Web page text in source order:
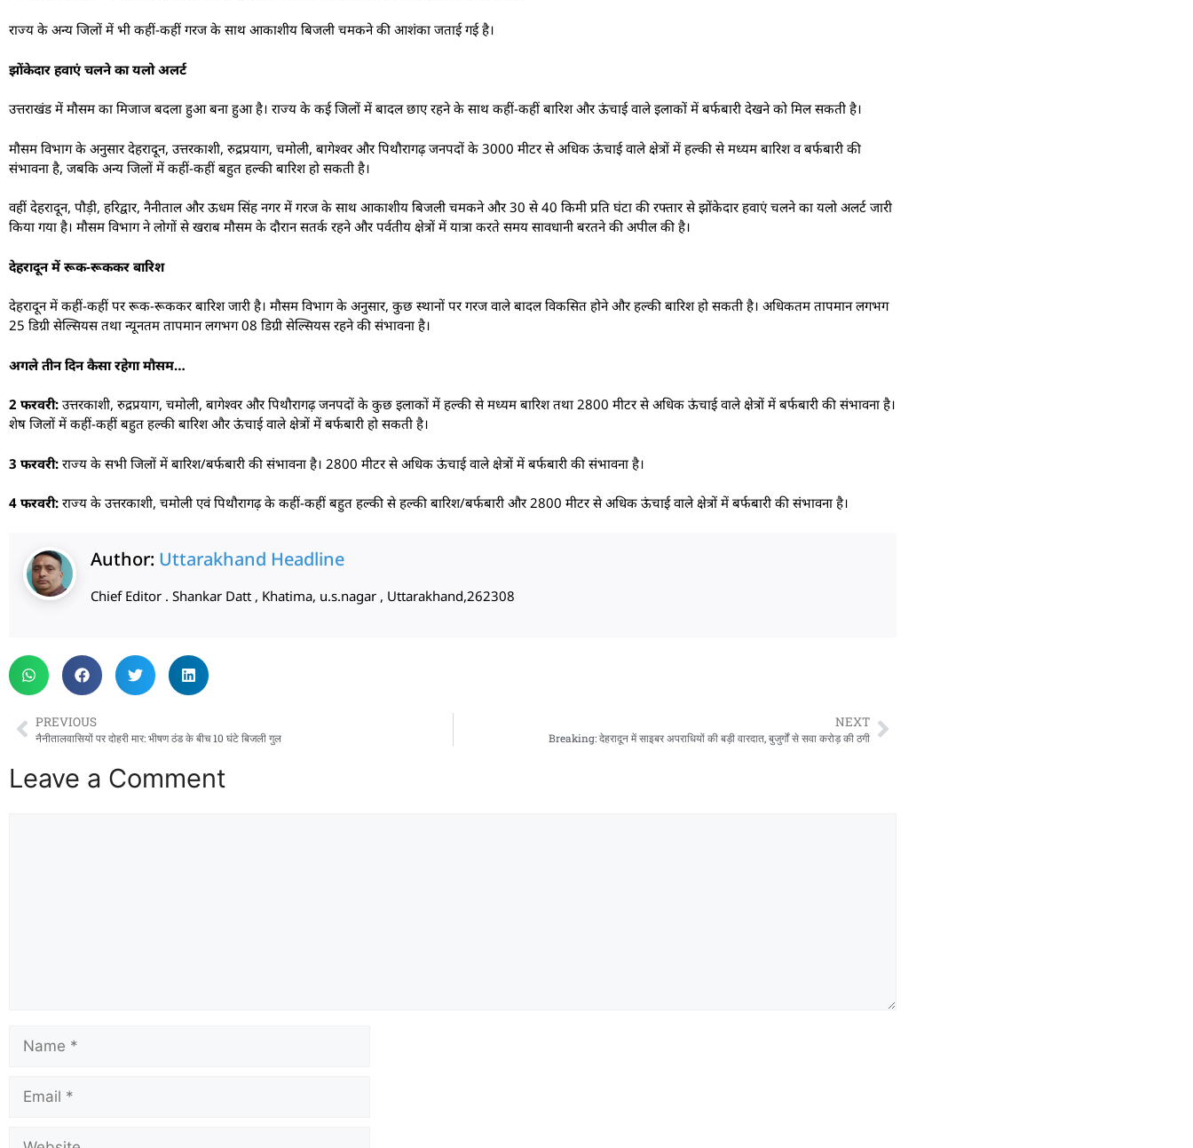
राज्य के अन्य जिलों में भी कहीं-कहीं गरज के साथ आकाशीय बिजली चमकने की आशंका जताई गई है।
झोंकेदार हवाएं चलने का यलो अलर्ट
उत्तराखंड में मौसम का मिजाज बदला हुआ बना हुआ है। राज्य के कई जिलों में बादल छाए रहने के साथ कहीं-कहीं बारिश और ऊंचाई वाले इलाकों में बर्फबारी देखने को मिल सकती है।
मौसम विभाग के अनुसार देहरादून, उत्तरकाशी, रुद्रप्रयाग, चमोली, बागेश्वर और पिथौरागढ़ जनपदों के 3000 मीटर से अधिक ऊंचाई वाले क्षेत्रों में हल्की से मध्यम बारिश व बर्फबारी की
संभावना है, जबकि अन्य जिलों में कहीं-कहीं बहुत हल्की बारिश हो सकती है।
वहीं देहरादून, पौड़ी, हरिद्वार, नैनीताल और ऊधम सिंह नगर में गरज के साथ आकाशीय बिजली चमकने और 30 से 40 किमी प्रति घंटा की रफ्तार से झोंकेदार हवाएं चलने का यलो अलर्ट जारी
किया गया है। मौसम विभाग ने लोगों से खराब मौसम के दौरान सतर्क रहने और पर्वतीय क्षेत्रों में यात्रा करते समय सावधानी बरतने की अपील की है।
देहरादून में रूक-रूककर बारिश
देहरादून में कहीं-कहीं पर रूक-रूककर बारिश जारी है। मौसम विभाग के अनुसार, कुछ स्थानों पर गरज वाले बादल विकसित होने और हल्की बारिश हो सकती है। अधिकतम तापमान लगभग
25 डिग्री सेल्सियस तथा न्यूनतम तापमान लगभग 08 डिग्री सेल्सियस रहने की संभावना है।
अगले तीन दिन कैसा रहेगा मौसम…
2 फरवरी: उत्तरकाशी, रुद्रप्रयाग, चमोली, बागेश्वर और पिथौरागढ़ जनपदों के कुछ इलाकों में हल्की से मध्यम बारिश तथा 2800 मीटर से अधिक ऊंचाई वाले क्षेत्रों में बर्फबारी की संभावना है।
शेष जिलों में कहीं-कहीं बहुत हल्की बारिश और ऊंचाई वाले क्षेत्रों में बर्फबारी हो सकती है।
3 फरवरी: राज्य के सभी जिलों में बारिश/बर्फबारी की संभावना है। 2800 मीटर से अधिक ऊंचाई वाले क्षेत्रों में बर्फबारी की संभावना है।
4 फरवरी: राज्य के उत्तरकाशी, चमोली एवं पिथौरागढ़ के कहीं-कहीं बहुत हल्की से हल्की बारिश/बर्फबारी और 2800 मीटर से अधिक ऊंचाई वाले क्षेत्रों में बर्फबारी की संभावना है।
Author: Uttarakhand Headline
Chief Editor . Shankar Datt , Khatima, u.s.nagar , Uttarakhand,262308
PREVIOUS
नैनीतालवासियों पर दोहरी मार: भीषण ठंड के बीच 10 घंटे बिजली गुल
NEXT
Breaking: देहरादून में साइबर अपराधियों की बड़ी वारदात, बुजुर्गों से सवा करोड़ की ठगी
Leave a Comment